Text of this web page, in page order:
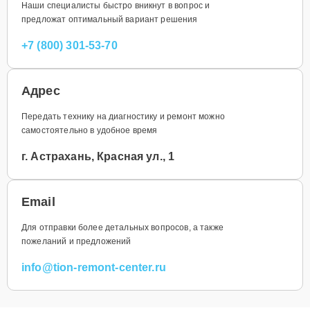
Наши специалисты быстро вникнут в вопрос и
предложат оптимальный вариант решения
+7 (800) 301-53-70
Адрес
Передать технику на диагностику и ремонт можно
самостоятельно в удобное время
г. Астрахань, Красная ул., 1
Email
Для отправки более детальных вопросов, а также
пожеланий и предложений
info@tion-remont-center.ru